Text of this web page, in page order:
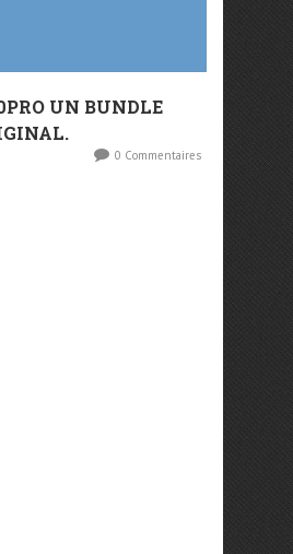
UN BUNDLE
0 Commentaires